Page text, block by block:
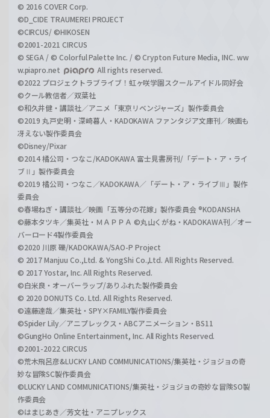
© 2016 COVER Corp.
©D_CIDE TRAUMEREI PROJECT
©CIRCUS/ ©HIKOSEN
©2001-2021 CIRCUS
© SEGA / © Colorful Palette Inc. / © Crypton Future Media, INC. ww
w.piapro.net
All rights reserved.
©2022 プロジェクトラブライブ！虹ヶ咲学園スクールアイドル同好会
©クール教信者／双葉社
©和久井健・講談社／アニメ「東京リベンジャーズ」製作委員会
©2019 丸戸史明・深崎暮人・KADOKAWA ファンタジア文庫刊／映画も
冴えない製作委員会
©Disney/Pixar
©2014 橘公司・つなこ/KADOKAWA 富士見書房刊/「デート・ア・ライ
ブⅡ」製作委員会
©2019 橘公司・つなこ／KADOKAWA／「デート・ア・ライブⅢ」製作
委員会
©春場ねぎ・講談社／映画「五等分の花嫁」製作委員会 ®KODANSHA
©藤本タツキ／集英社・ＭＡＰＰＡ ©丸山くがね・KADOKAWA刊／オー
バーロード4製作委員会
©2020 川原 礫/KADOKAWA/SAO-P Project
© 2017 Manjuu Co.,Ltd. & YongShi Co.,Ltd. All Rights Reserved.
© 2017 Yostar, Inc. All Rights Reserved.
©白米良・オーバーラップ/ありふれた製作委員会
© 2020 DONUTS Co. Ltd. All Rights Reserved.
©遠藤達哉／集英社・SPY×FAMILY製作委員会
©Spider Lily／アニプレックス・ABCアニメーション・BS11
©GungHo Online Entertainment, Inc. All Rights Reserved.
©2001-2022 CIRCUS
©荒木飛呂彦&LUCKY LAND COMMUNICATIONS/集英社・ジョジョの奇
妙な冒険SC製作委員会
©LUCKY LAND COMMUNICATIONS/集英社・ジョジョの奇妙な冒険SO製
作委員会
©はまじあき／芳文社・アニプレックス